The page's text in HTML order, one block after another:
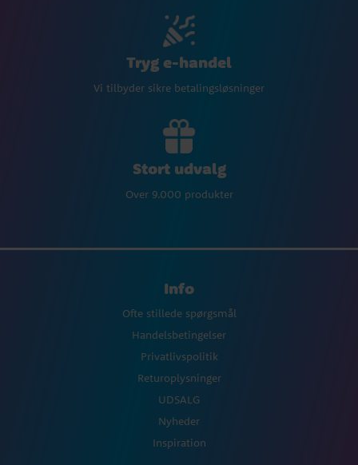
Tryg e-handel
Vi tilbyder sikre betalingsløsninger
Stort udvalg
Over 9.000 produkter
Info
Ofte stillede spørgsmål
Handelsbetingelser
Privatlivspolitik
Returoplysninger
UDSALG
Nyheder
Inspiration